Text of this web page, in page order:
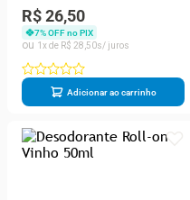
Alexander Roll On Ação
Bloqueadora 50ml
R$ 26,50
7% OFF no PIX
1
R$ 28 50
Adicionar ao carrinho